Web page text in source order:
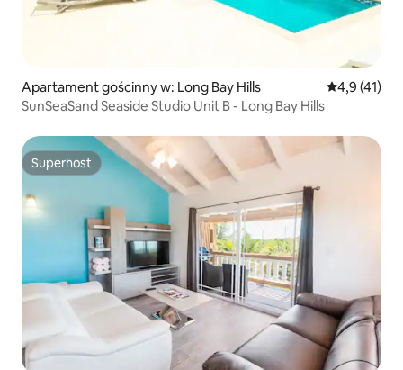
Apartament gościnny w: Long Bay Hills Średnia
4,9 (41)
SunSeaSand Seaside Studio Unit B - Long Bay Hills
Superhost
Superhost